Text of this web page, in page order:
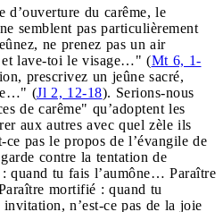
d’ouverture du carême, le
semblent pas particulièrement
ne prenez pas un air
lave-toi le visage…" (Mt 6, 1-
prescrivez un jeûne sacré,
(Jl 2, 12-18). Serions-nous
de carême" qu’adoptent les
aux autres avec quel zèle ils
ce pas le propos de l’évangile de
contre la tentation de
quand tu fais l’aumône… Paraître
mortifié : quand tu
n’est-ce pas de la joie